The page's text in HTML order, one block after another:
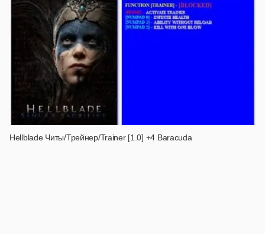
Hellblade Читы/Трейнер/Trainer [1.0] +4 Baracuda